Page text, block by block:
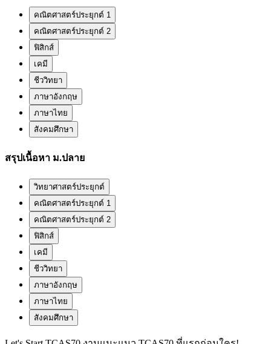
คณิตศาสตร์ประยุกต์ 1
คณิตศาสตร์ประยุกต์ 2
ฟิสิกส์
เคมี
ชีววิทยา
ภาษาอังกฤษ
ภาษาไทย
สังคมศึกษา
สรุปเนื้อหา ม.ปลาย
วิทยาศาสตร์ประยุกต์
คณิตศาสตร์ประยุกต์ 1
คณิตศาสตร์ประยุกต์ 2
ฟิสิกส์
เคมี
ชีววิทยา
ภาษาอังกฤษ
ภาษาไทย
สังคมศึกษา